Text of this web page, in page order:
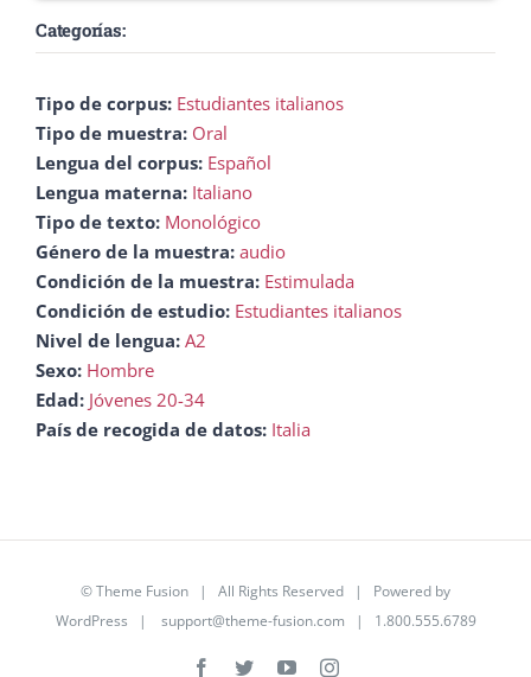
Categorías:
Tipo de corpus: Estudiantes italianos
Tipo de muestra: Oral
Lengua del corpus: Español
Lengua materna: Italiano
Tipo de texto: Monológico
Género de la muestra: audio
Condición de la muestra: Estimulada
Condición de estudio: Estudiantes italianos
Nivel de lengua: A2
Sexo: Hombre
Edad: Jóvenes 20-34
País de recogida de datos: Italia
©Theme Fusion | All Rights Reserved | Powered by
WordPress | support@theme-fusion.com | 1.800.555.6789
Facebook
TwitterYouTubeInstagram